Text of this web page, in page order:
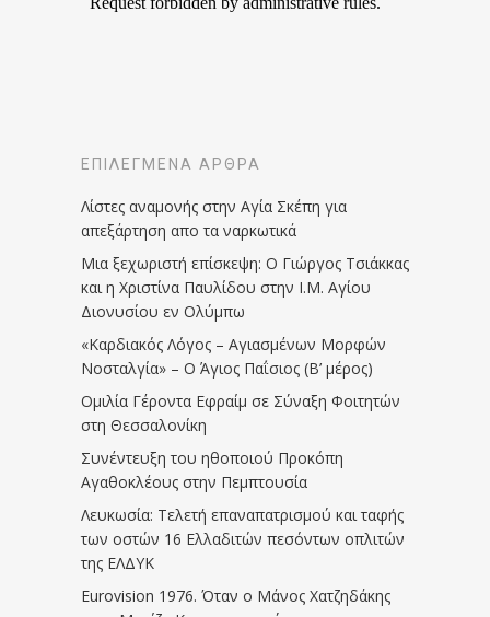
ΕΠΙΛΕΓΜΈΝΑ ΆΡΘΡΑ
Λίστες αναμονής στην Αγία Σκέπη για
απεξάρτηση απο τα ναρκωτικά
Μια ξεχωριστή επίσκεψη: Ο Γιώργος Τσιάκκας
και η Χριστίνα Παυλίδου στην Ι.Μ. Αγίου
Διονυσίου εν Ολύμπω
«Καρδιακός Λόγος – Αγιασμένων Μορφών
Νοσταλγία» – Ο Άγιος Παΐσιος (Β’ μέρος)
Ομιλία Γέροντα Εφραίμ σε Σύναξη Φοιτητών
στη Θεσσαλονίκη
Συνέντευξη του ηθοποιού Προκόπη
Αγαθοκλέους στην Πεμπτουσία
Λευκωσία: Τελετή επαναπατρισμού και ταφής
των οστών 16 Ελλαδιτών πεσόντων οπλιτών
της ΕΛΔΥΚ
Eurovision 1976. Όταν ο Μάνος Χατζηδάκης